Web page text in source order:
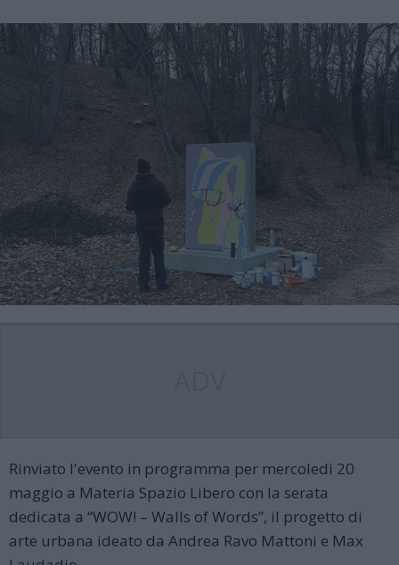
Rinviato l'evento in programma per mercoledì 20
maggio a Materia Spazio Libero con la serata
dedicata a “WOW! – Walls of Words”, il progetto di
arte urbana ideato da Andrea Ravo Mattoni e Max